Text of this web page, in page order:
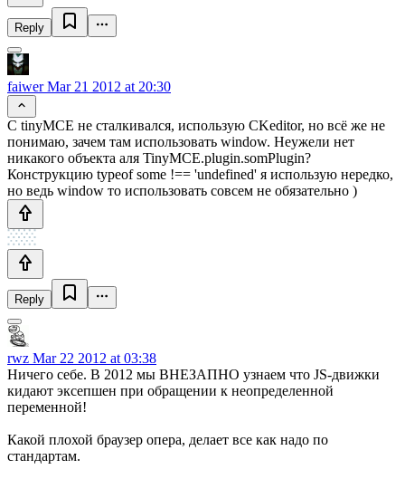
Reply
faiwerMar 21 2012 at 20:30
С tinyMCE не сталкивался, использую CKeditor, но всё же не
понимаю, зачем там использовать window. Неужели нет
никакого объекта аля TinyMCE.plugin.somPlugin?
Конструкцию typeof some !== 'undefined' я использую нередко,
но ведь window то использовать совсем не обязательно )
Reply
rwz Mar 22 2012 at 03:38
Ничего себе. В 2012 мы ВНЕЗАПНО узнаем что JS-движки
кидают эксепшен при обращении к неопределенной
переменной!
Какой плохой браузер опера, делает все как надо по
стандартам.